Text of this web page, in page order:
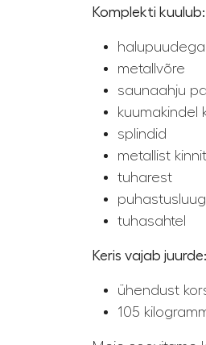
Komplekti kuulub:
metallvõre
saunaahju
kuumakindel
splindid
metallist
tuharest
tuhasahtel
Keris vajab juurde:
ühendust
105